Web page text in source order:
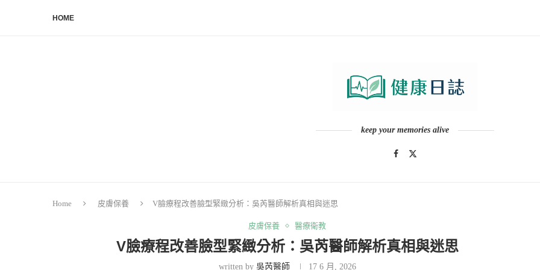
HOME
keep your memories alive
Home 皮膚保養 V臉療程改善臉型緊緻分析：吳芮醫師解析真相與迷思
皮膚保養 醫療衛教
V臉療程改善臉型緊緻分析：吳芮醫師解析真相與迷思
written by 吳芮醫師 17 6 月, 2026